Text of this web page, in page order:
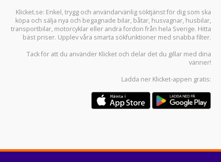
Klicket.se: Enkel, trygg och användarvänlig söktjänst för dig som ska
köpa och sälja nya och begagnade bilar, båtar, husvagnar, husbilar,
transportbilar, motorcyklar eller andra fordon från hela Sverige. Hitta
bäst priser. Upplev våra smarta sökfunktioner med snabba filter.
Tack för att du använder Klicket och delar det du gillar med dina
vänner!
Ladda ner Klicket-appen gratis: